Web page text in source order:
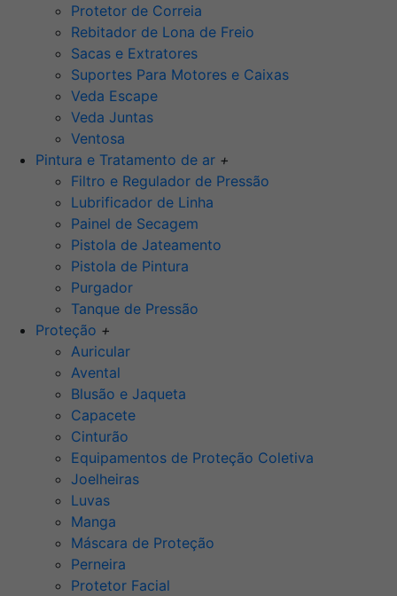
Protetor de Correia
Rebitador de Lona de Freio
Sacas e Extratores
Suportes Para Motores e Caixas
Veda Escape
Veda Juntas
Ventosa
Pintura e Tratamento de ar +
Filtro e Regulador de Pressão
Lubrificador de Linha
Painel de Secagem
Pistola de Jateamento
Pistola de Pintura
Purgador
Tanque de Pressão
Proteção +
Auricular
Avental
Blusão e Jaqueta
Capacete
Cinturão
Equipamentos de Proteção Coletiva
Joelheiras
Luvas
Manga
Máscara de Proteção
Perneira
Protetor Facial